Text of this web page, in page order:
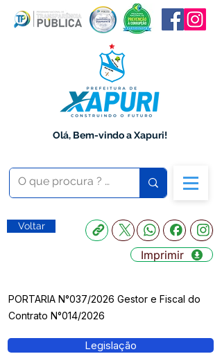
Olá, Bem-vindo a Xapuri!
Voltar
Imprimir
PORTARIA N°037/2026 Gestor e Fiscal do
Contrato N°014/2026
Legislação